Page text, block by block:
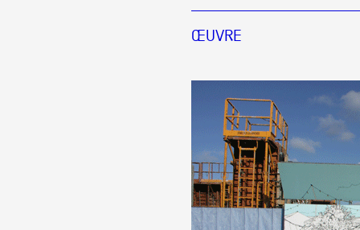
Actions
Documentation
Visites d'ateliers
Production vidéo
ŒUVRE